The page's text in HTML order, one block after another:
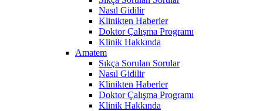
Nasıl Gidilir
Klinikten Haberler
Doktor Çalışma Programı
Klinik Hakkında
Amatem
Sıkça Sorulan Sorular
Nasıl Gidilir
Klinikten Haberler
Doktor Çalışma Programı
Klinik Hakkında